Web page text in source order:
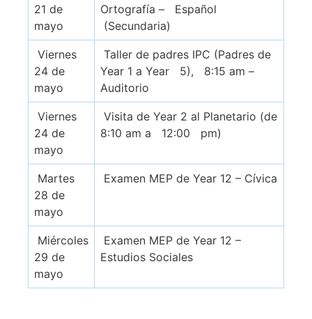
21 de
mayo
Ortografía – Español
(Secundaria)
Viernes
24 de
mayo
Taller de padres IPC (Padres de
Year 1 a Year 5), 8:15 am –
Auditorio
Viernes
24 de
mayo
Visita de Year 2 al Planetario (de
8:10 am a 12:00 pm)
Martes
28 de
mayo
Examen MEP de Year 12 – Cívica
Miércoles
29 de
mayo
Examen MEP de Year 12 –
Estudios Sociales